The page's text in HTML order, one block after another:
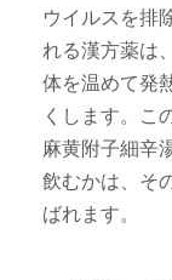
ウイルスを排
れる漢方薬は
体を温めて発
くします。こ
麻黄附子細辛
飲むかは、そ
ばれます。